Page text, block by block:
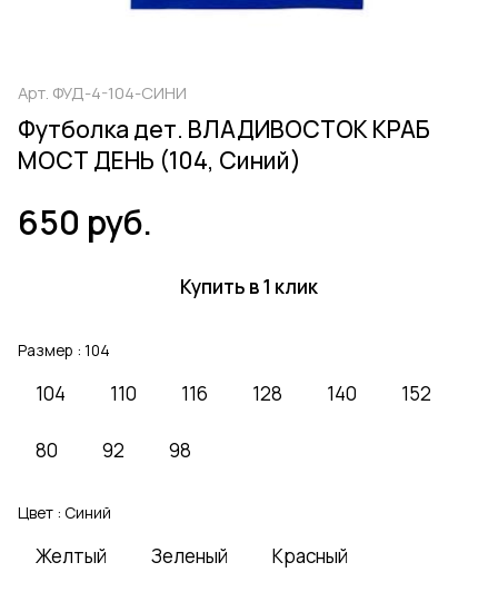
Арт. ФУД-4-104-СИНИ
Футболка дет. ВЛАДИВОСТОК КРАБ
МОСТ ДЕНЬ (104, Синий)
650 руб.
Купить в 1 клик
Размер : 104
104 110 116 128 140 152
80 92 98
Цвет : Синий
Желтый Зеленый Красный